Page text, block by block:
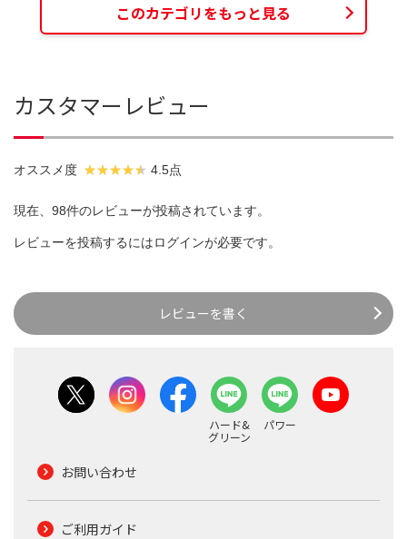
このカテゴリをもっと見る
カスタマーレビュー
オススメ度 4.5点
現在、98件のレビューが投稿されています。
レビューを投稿するにはログインが必要です。
レビューを書く
ハード&
グリーン
パワー
お問い合わせ
ご利用ガイド